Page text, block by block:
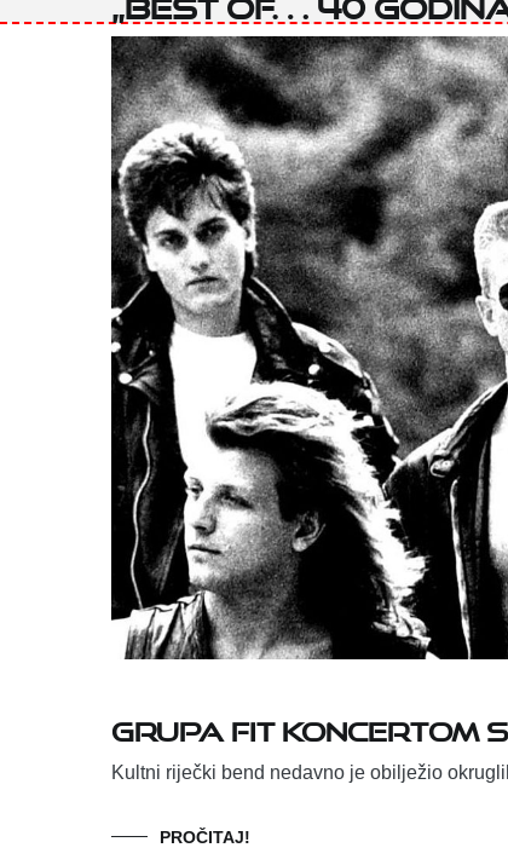
Grupa Fit koncertom
Kultni riječki bend nedavno je obilježio
PROČITAJ!